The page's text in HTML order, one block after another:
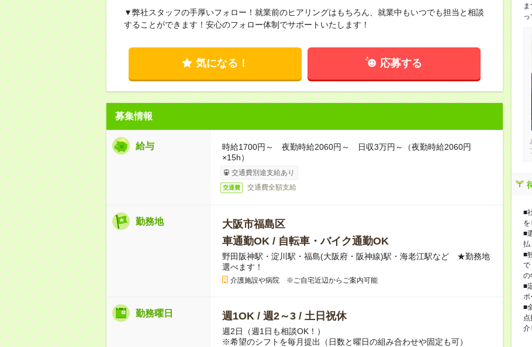
▼弊社スタッフの手厚いフォロー！就業前のヒアリングはもちろん、就業中もいつでも担当と相談
することができます！安心のフォロー体制でサポートいたします！
気になる！ 応募する
募集情報
給与
時給1700円～ 夜勤時給2060円～ 日収3万円～（夜勤時給2060円
×15h）
交通費別途支給あり
交通費 交通費全額支給
勤務地
大阪市福島区
車通勤OK / 自転車・バイク通勤OK
野田阪神駅・淀川駅・福島(大阪府・阪神線)駅・海老江駅など ★勤務地
選べます！
介護施設や病院 ※ご自宅近辺からご案内可能
勤務曜日 週1OK / 週2～3 / 土日祝休
週2日（週1日も相談OK！）
※希望のシフトを毎月提出（日数と曜日の組み合わせや固定も可）
っ
■
を
■
払
■
で
の
■
ポ
■
介